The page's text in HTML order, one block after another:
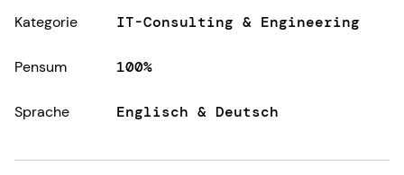
Kategorie IT-Consulting & Engineering
Pensum 100%
Sprache Englisch & Deutsch